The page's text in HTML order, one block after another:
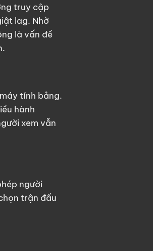
truy cập
lag. Nhờ
là vấn đề
tính bảng.
hành
xem vẫn
người
trận đấu